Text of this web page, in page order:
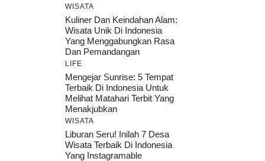
WISATA
Kuliner Dan Keindahan Alam:
Wisata Unik Di Indonesia
Yang Menggabungkan Rasa
Dan Pemandangan
LIFE
Mengejar Sunrise: 5 Tempat
Terbaik Di Indonesia Untuk
Melihat Matahari Terbit Yang
Menakjubkan
WISATA
Liburan Seru! Inilah 7 Desa
Wisata Terbaik Di Indonesia
Yang Instagramable